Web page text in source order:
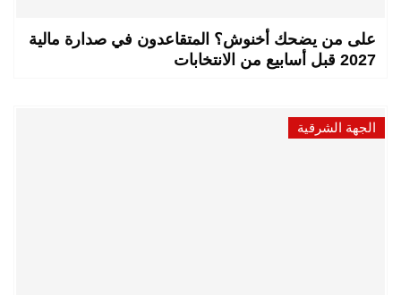
على من يضحك أخنوش؟ المتقاعدون في صدارة مالية
2027 قبل أسابيع من الانتخابات
الجهة الشرقية